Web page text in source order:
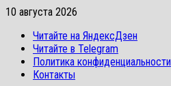
Перейти
содержимому
10 августа 2026
Читайте на ЯндексДзен
Читайте в Telegram
Политика конфиденциальности
Контакты